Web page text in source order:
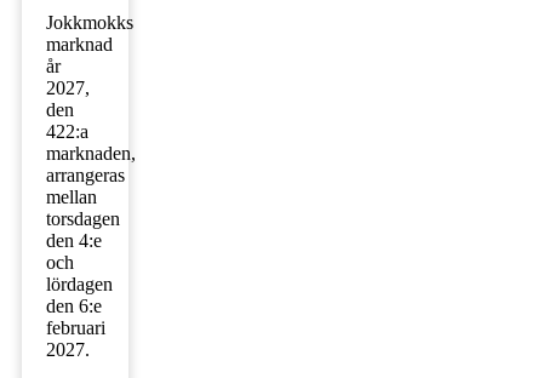
Jokkmokks
marknad
år
2027,
den
422:a
marknaden,
arrangeras
mellan
torsdagen
den 4:e
och
lördagen
den 6:e
februari
2027.